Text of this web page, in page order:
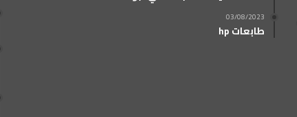
03/08/2023
طابعات hp